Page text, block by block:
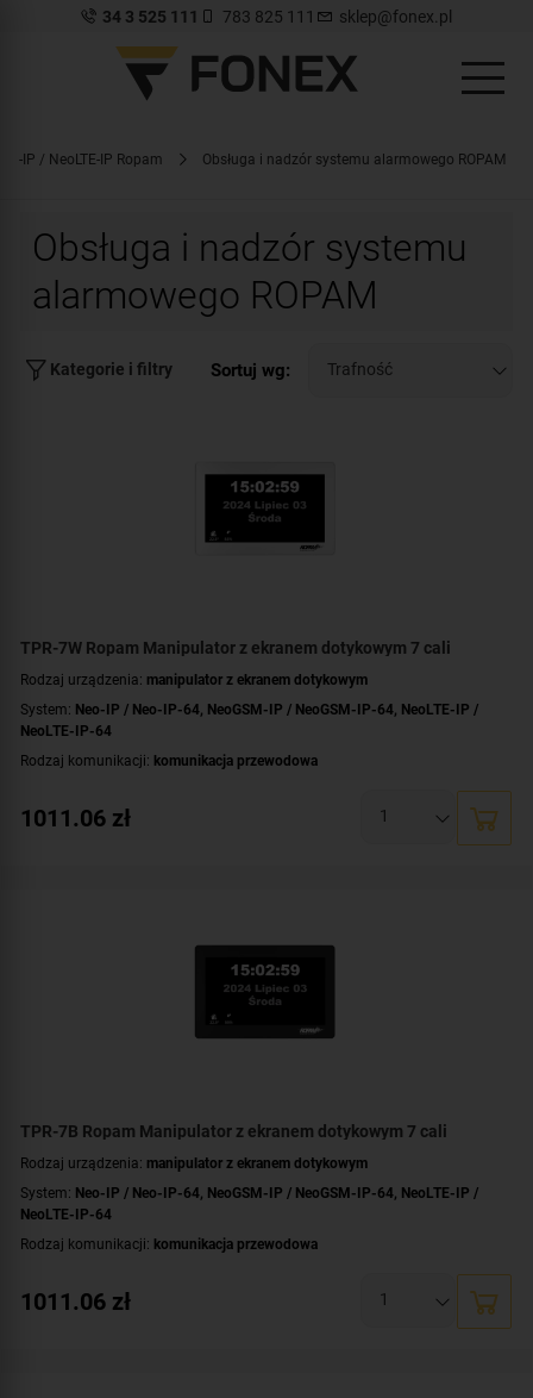
34 3 525 111 783 825 111 sklep@fonex.pl
IP / NeoLTE-IP Ropam Obsługa i nadzór systemu alarmowego ROPAM
Obsługa i nadzór systemu
alarmowego ROPAM
Kategorie i filtry Sortuj wg:
TPR-7W Ropam Manipulator z ekranem dotykowym 7 cali
Rodzaj urządzenia: manipulator z ekranem dotykowym
System: Neo-IP / Neo-IP-64 NeoGSM-IP / NeoGSM-IP-64 NeoLTE-IP /
NeoLTE-IP-64
Rodzaj komunikacji: komunikacja przewodowa
Dotyk:pojemnościowy
1011.06 zł
TPR-7B Ropam Manipulator z ekranem dotykowym 7 cali
Rodzaj urządzenia: manipulator z ekranem dotykowym
System: Neo-IP / Neo-IP-64 NeoGSM-IP / NeoGSM-IP-64 NeoLTE-IP /
NeoLTE-IP-64
Rodzaj komunikacji: komunikacja przewodowa
Dotyk:pojemnościowy
1011.06 zł